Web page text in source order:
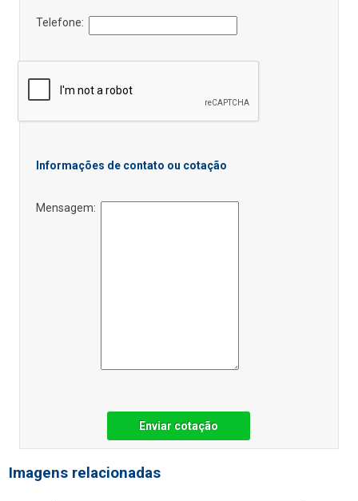
Telefone:
Informações de contato ou cotação
Mensagem:
Enviar cotação
Imagens relacionadas